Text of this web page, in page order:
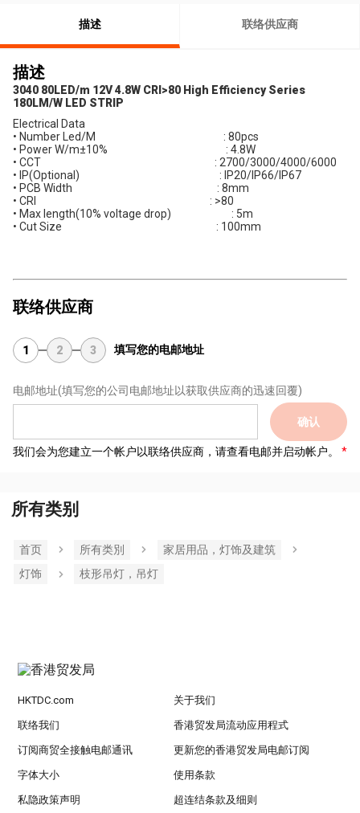
描述 联络供应商
描述
3040 80LED/m 12V 4.8W CRI>80 High Efficiency Series
180LM/W LED STRIP
Electrical Data
• Number Led/M : 80pcs
• Power W/m±10% : 4.8W
• CCT : 2700/3000/4000/6000
• IP(Optional) : IP20/IP66/IP67
• PCB Width : 8mm
• CRI : >80
• Max length(10% voltage drop) : 5m
• Cut Size : 100mm
联络供应商
1 2 3 填写您的电邮地址
电邮地址(填写您的公司电邮地址以获取供应商的迅速回覆)
确认
我们会为您建立一个帐户以联络供应商，请查看电邮并启动帐户。
所有类别
首页 所有类別
家居用品，灯饰及建筑
灯饰
枝形吊灯，吊灯
HKTDC.com 关于我们
联络我们 香港贸发局流动应用程式
订阅商贸全接触电邮通讯 更新您的香港贸发局电邮订阅
字体大小 使用条款
私隐政策声明 超连结条款及细则